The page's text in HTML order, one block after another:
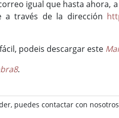
igual que hasta ahora,
a través de la dirección
podeis descargar este
.
puedes contactar con